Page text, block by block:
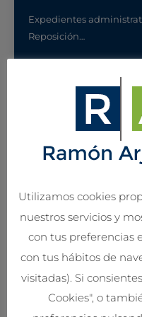
Expedientes
Reposición…
DERECHO DE
DERECHO DE
Utilizamos cookies
nuestros servicios y
con tus preferencias
con tus hábitos de
visitadas). Si
Cookies", o